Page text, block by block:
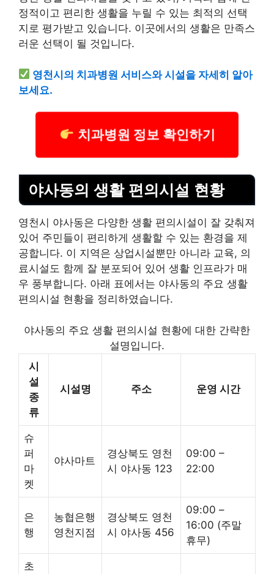
정적이고 편리한 생활을 누릴 수 있는 최적의 선택
지로 평가받고 있습니다. 이곳에서의 생활은 만족스
러운 선택이 될 것입니다.
영천시의 치과병원 서비스와 시설을 자세히 알아
보세요.
치과병원 정보 확인하기
야사동의 생활 편의시설 현황
영천시 야사동은 다양한 생활 편의시설이 잘 갖춰져
있어 주민들이 편리하게 생활할 수 있는 환경을 제
공합니다. 이 지역은 상업시설뿐만 아니라 교육, 의
료시설도 함께 잘 분포되어 있어 생활 인프라가 매
우 풍부합니다. 아래 표에서는 야사동의 주요 생활
편의시설 현황을 정리하였습니다.
야사동의 주요 생활 편의시설 현황에 대한 간략한
설명입니다.
시
설
종
류
시설명 주소 운영 시간
슈
퍼
마
켓
야사마트
경상북도 영천
시 야사동 123
09:00 –
22:00
은
행
농협은행
영천지점
경상북도 영천
시 야사동 456
09:00 –
16:00 (주말
휴무)
초